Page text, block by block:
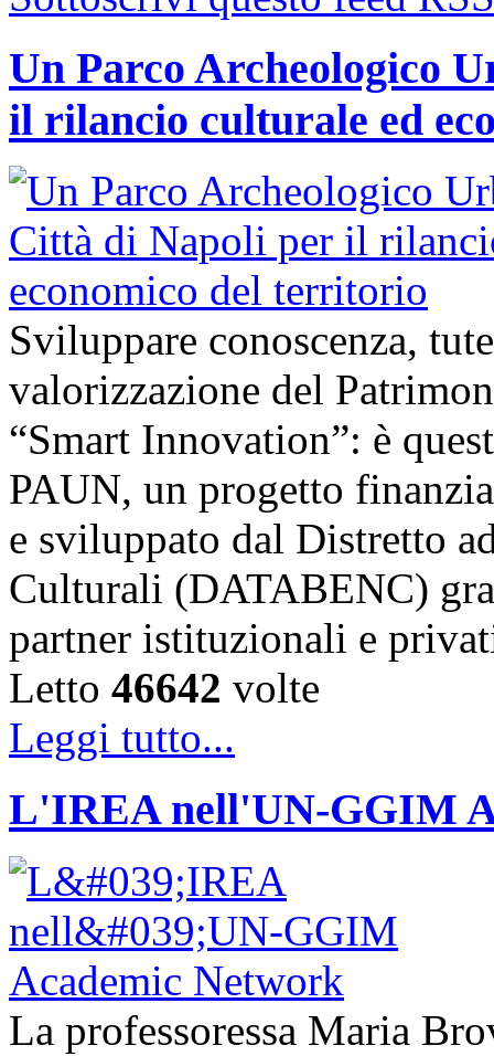
Un Parco Archeologico
il rilancio culturale ed
Sviluppare conoscenza,
valorizzazione del
“Smart Innovation”: è
PAUN, un progetto
e sviluppato dal Distretto
Culturali (DATABENC)
partner istituzionali e
Letto 46642 volte
Leggi tutto...
L'IREA nell'UN-GGIM
La professoressa Maria